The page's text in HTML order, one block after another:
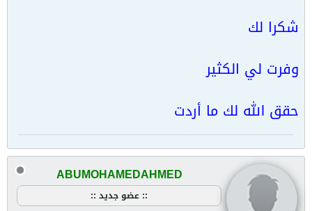
شكرا لك
وفرت لي الكثير
حقق الله لك ما أردت
ABUMOHAMEDAHMED
:: عضو جديد ::